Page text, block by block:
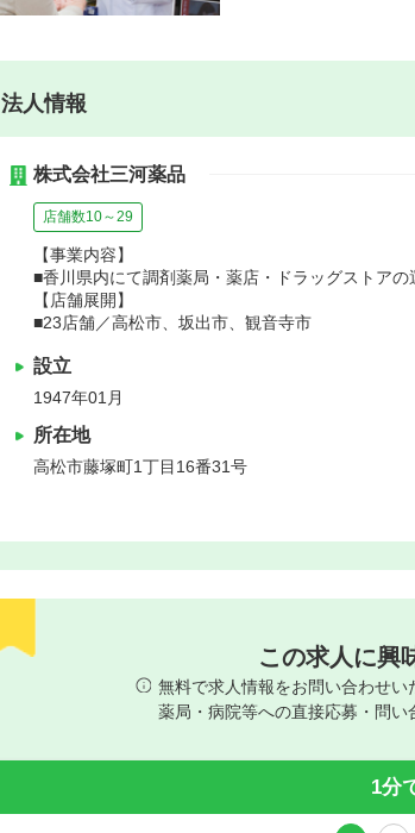
法人情報
株式会社三河薬品
店舗数10～29
【事業内容】
■香川県内にて調剤薬局・薬店・ドラッグストアの
【店舗展開】
■23店舗／高松市、坂出市、観音寺市
設立
1947年01月
所在地
高松市藤塚町1丁目16番31号
この求人に興
無料で求人情報をお問い合わせい
薬局・病院等への直接応募・問い
1分